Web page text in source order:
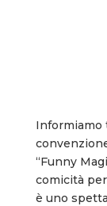
Informiamo
“Funny
comicità
è uno